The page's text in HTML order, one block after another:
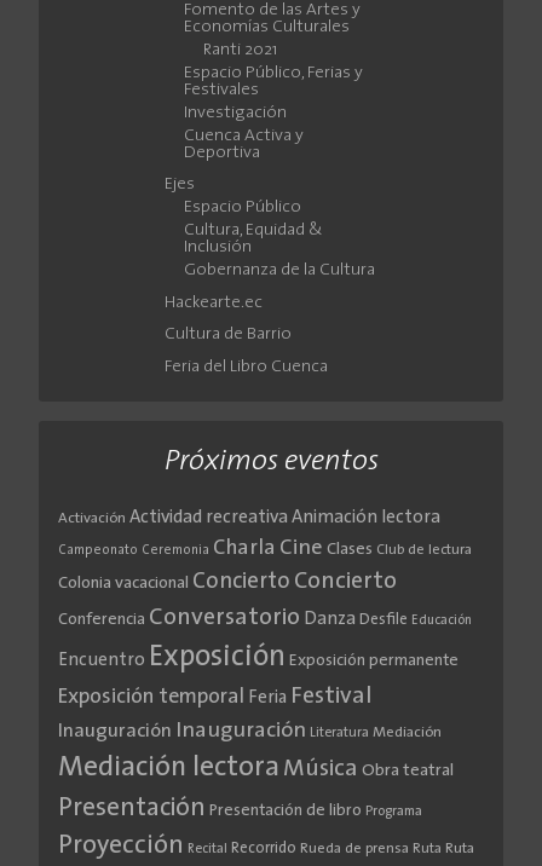
Fomento de las Artes y
Economías Culturales
Ranti 2021
Espacio Público, Ferias y
Festivales
Investigación
Cuenca Activa y
Deportiva
Ejes
Espacio Público
Cultura, Equidad &
Inclusión
Gobernanza de la Cultura
Hackearte.ec
Cultura de Barrio
Feria del Libro Cuenca
Próximos eventos
Activación Actividad recreativa Animación lectora
Campeonato Ceremonia Charla Cine Clases Club de lectura
Colonia vacacional Concierto Concierto
Conferencia Conversatorio Danza Desfile Educación
Encuentro Exposición Exposición permanente
Exposición temporal Feria Festival
Inauguración Inauguración Literatura Mediación
Mediación lectora Música Obra teatral
Presentación Presentación de libro Programa
Proyección Recital Recorrido Rueda de prensa Ruta Ruta